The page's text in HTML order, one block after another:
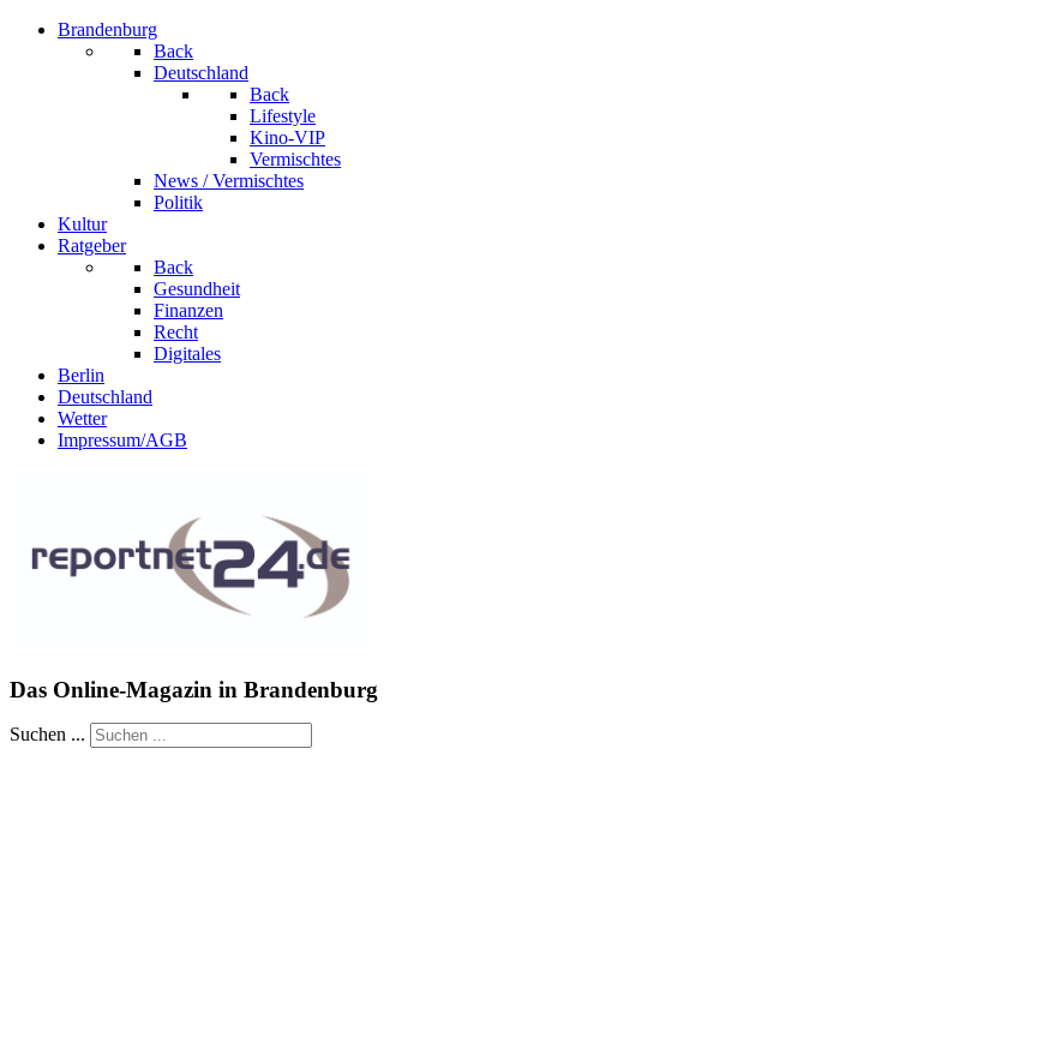
Brandenburg
Back
Deutschland
Back
Lifestyle
Kino-VIP
Vermischtes
News / Vermischtes
Politik
Kultur
Ratgeber
Back
Gesundheit
Finanzen
Recht
Digitales
Berlin
Deutschland
Wetter
Impressum/AGB
Das Online-Magazin in Brandenburg
Suchen ...